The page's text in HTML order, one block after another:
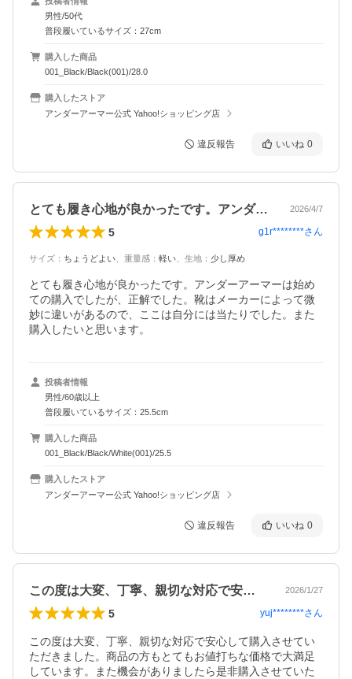
男性/50代
普段履いているサイズ：27cm
購入した商品
001_Black/Black(001)/28.0
購入したストア
アンダーアーマー公式 Yahoo!ショッピング店
違反報告 いいね 0
とても履き心地が良かったです。アンダー… 2026/4/7
5 g1r********さん
サイズ ： ちょうどよい 重量感 ： 軽い 生地 ： 少し厚め
とても履き心地が良かったです。アンダーアーマーは始め
ての購入でしたが、正解でした。靴はメーカーによって微
妙に違いがあるので、ここは自分には当たりでした。また
購入したいと思います。
投稿者情報
男性/60歳以上
普段履いているサイズ：25.5cm
購入した商品
001_Black/Black/White(001)/25.5
購入したストア
アンダーアーマー公式 Yahoo!ショッピング店
違反報告 いいね 0
この度は大変、丁寧、親切な対応で安心し… 2026/1/27
5 yuj********さん
この度は大変、丁寧、親切な対応で安心して購入させてい
ただきました。商品の方もとてもお値打ちな価格で大満足
しています。また機会がありましたら是非購入させていた